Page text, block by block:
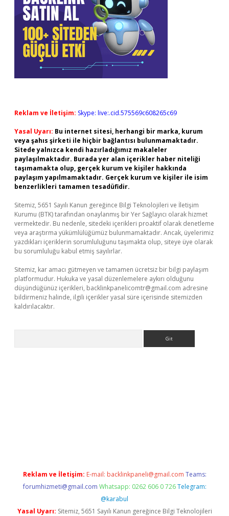
Reklam ve İletişim: Skype: live:.cid.575569c608265c69
Yasal Uyarı: Bu internet sitesi, herhangi bir marka, kurum
veya şahıs şirketi ile hiçbir bağlantısı bulunmamaktadır.
Sitede yalnızca kendi hazırladığımız makaleler
paylaşılmaktadır. Burada yer alan içerikler haber niteliği
taşımamakta olup, gerçek kurum ve kişiler hakkında
paylaşım yapılmamaktadır. Gerçek kurum ve kişiler ile isim
benzerlikleri tamamen tesadüfidir.
Sitemiz, 5651 Sayılı Kanun gereğince Bilgi Teknolojileri ve İletişim
Kurumu (BTK) tarafından onaylanmış bir Yer Sağlayıcı olarak hizmet
vermektedir. Bu nedenle, sitedeki içerikleri proaktif olarak denetleme
veya araştırma yükümlülüğümüz bulunmamaktadır. Ancak, üyelerimiz
yazdıkları içeriklerin sorumluluğunu taşımakta olup, siteye üye olarak
bu sorumluluğu kabul etmiş sayılırlar.
Sitemiz, kar amacı gütmeyen ve tamamen ücretsiz bir bilgi paylaşım
platformudur. Hukuka ve yasal düzenlemelere aykırı olduğunu
düşündüğünüz içerikleri, backlinkpanelicomtr@gmail.com adresine
bildirmeniz halinde, ilgili içerikler yasal süre içerisinde sitemizden
kaldırılacaktır.
Reklam ve İletişim: E-mail: backlinkpaneli@gmail.com Teams:
forumhizmeti@gmail.com Whatsapp: 0262 606 0 726 Telegram:
@karabul
Yasal Uyarı: Sitemiz, 5651 Sayılı Kanun gereğince Bilgi Teknolojileri